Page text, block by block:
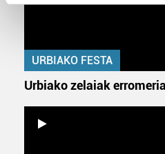
Guk eta gure bazkideek zure
prozesatzen ditugu, zure IP
neurtzeko, jendeari buruzko
URBIAKO FESTA
Urbiako zelaiak